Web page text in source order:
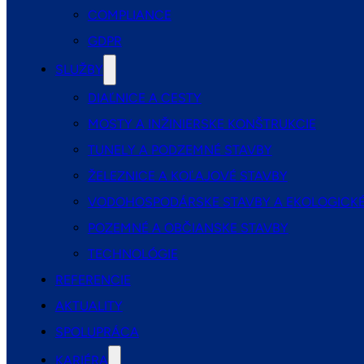
COMPLIANCE
GDPR
SLUŽBY
DIAĽNICE A CESTY
MOSTY A INŽINIERSKE KONŠTRUKCIE
TUNELY A PODZEMNÉ STAVBY
ŽELEZNICE A KOĽAJOVÉ STAVBY
VODOHOSPODÁRSKE STAVBY A
POZEMNÉ A OBČIANSKE STAVBY
TECHNOLÓGIE
REFERENCIE
AKTUALITY
SPOLUPRÁCA
KARIÉRA